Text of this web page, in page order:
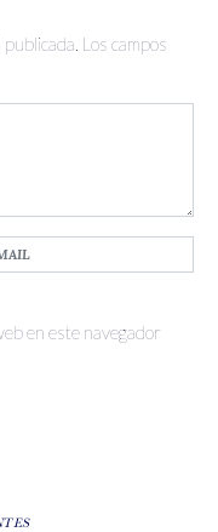
Los campos
en este navegador